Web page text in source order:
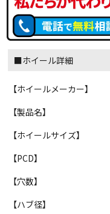
■ホイール詳細
【ホイールメーカー】
【製品名】
【ホイールサイズ】
【PCD】
【穴数】
【ハブ径】